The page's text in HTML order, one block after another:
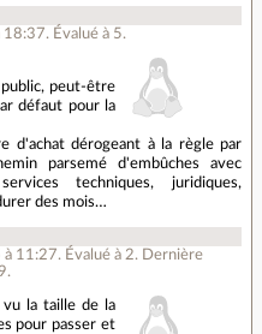
18:37. Évalué à 5.
peut-être
défaut pour la
d'achat dérogeant à la règle par
parsemé d'embûches avec
techniques, juridiques,
des mois…
à 11:27. Évalué à 2. Dernière
la taille de la
pour passer et